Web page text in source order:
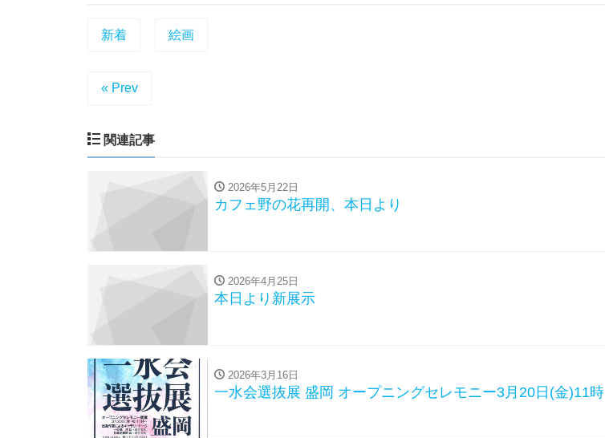
新着 絵画
« Prev
関連記事
2026年5月22日
カフェ野の花再開、本日より
2026年4月25日
本日より新展示
2026年3月16日
一水会選抜展 盛岡 オープニングセレモニー3月20日(金)11時